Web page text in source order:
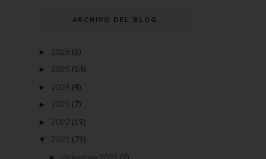
ARCHIVO DEL BLOG
► 2026 (5)
► 2025 (14)
► 2024 (4)
► 2023 (7)
► 2022 (19)
▼ 2021 (79)
► diciembre 2021 (2)